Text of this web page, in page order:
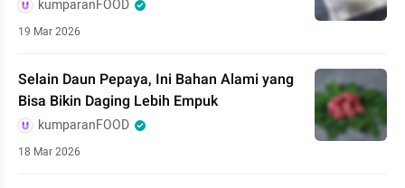
kumparanFOOD
19 Mar 2026
Selain Daun Pepaya, Ini Bahan Alami yang
Bisa Bikin Daging Lebih Empuk
kumparanFOOD
18 Mar 2026